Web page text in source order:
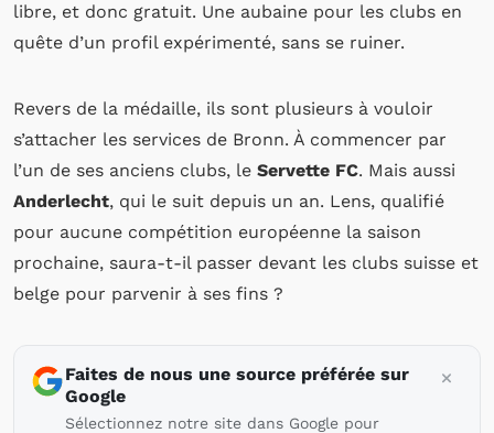
libre, et donc gratuit. Une aubaine pour les clubs en
quête d’un profil expérimenté, sans se ruiner.
Revers de la médaille, ils sont plusieurs à vouloir
s’attacher les services de Bronn. À commencer par
l’un de ses anciens clubs, le Servette FC. Mais aussi
Anderlecht, qui le suit depuis un an. Lens, qualifié
pour aucune compétition européenne la saison
prochaine, saura-t-il passer devant les clubs suisse et
belge pour parvenir à ses fins ?
Faites de nous une source préférée sur
Google
Sélectionnez notre site dans Google pour